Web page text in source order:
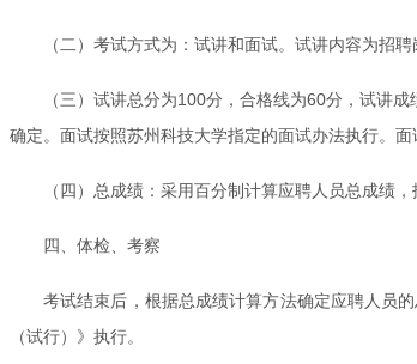
（二）考试方式为：试讲和面试。试讲内容为招
（三）试讲总分为100分，合格线为60分，试讲
确定。面试按照苏州科技大学指定的面试办法执行。
（四）总成绩：采用百分制计算应聘人员总成绩
四、体检、考察
考试结束后，根据总成绩计算方法确定应聘人员
（试行）》执行。